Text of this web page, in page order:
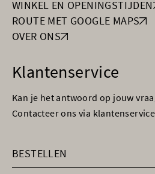
WINKEL EN OPENINGSTIJDEN
ROUTE MET GOOGLE MAPS
OVER ONS
Klantenservice
Kan je het antwoord op jouw
Contacteer ons via
BESTELLEN